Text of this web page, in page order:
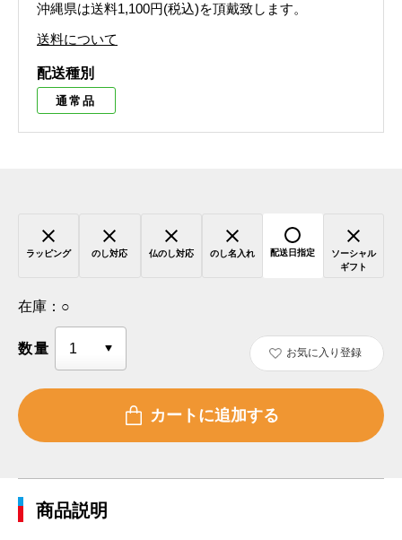
沖縄県は送料1,100円(税込)を頂戴致します。
送料について
配送種別
通常品
ラッピング のし対応 仏のし対応 のし名入れ 配送日指定
ソーシャル
ギフト
在庫： ○
数量 お気に入り登録
商品説明